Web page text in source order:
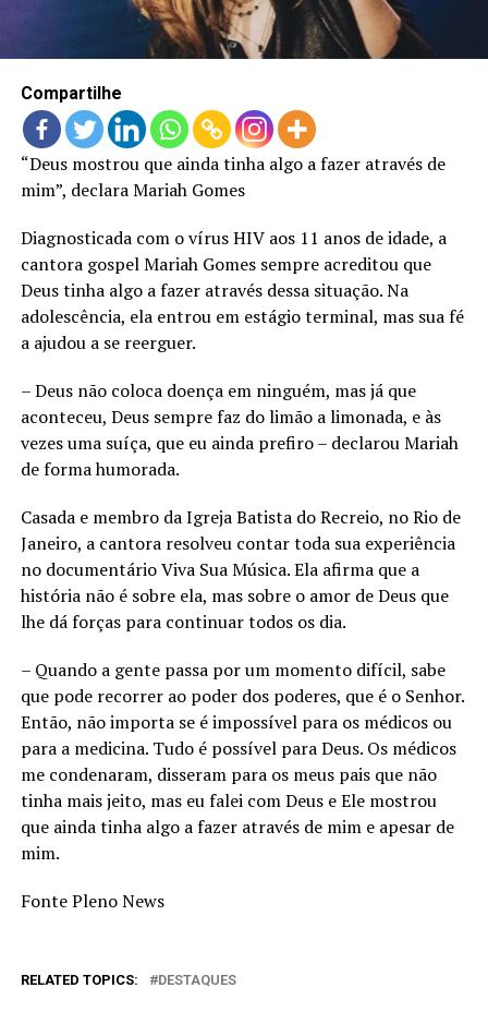
Compartilhe
“Deus mostrou que ainda tinha algo a fazer através de
mim”, declara Mariah Gomes
Diagnosticada com o vírus HIV aos 11 anos de idade, a
cantora gospel Mariah Gomes sempre acreditou que
Deus tinha algo a fazer através dessa situação. Na
adolescência, ela entrou em estágio terminal, mas sua fé
a ajudou a se reerguer.
– Deus não coloca doença em ninguém, mas já que
aconteceu, Deus sempre faz do limão a limonada, e às
vezes uma suíça, que eu ainda prefiro – declarou Mariah
de forma humorada.
Casada e membro da Igreja Batista do Recreio, no Rio de
Janeiro, a cantora resolveu contar toda sua experiência
no documentário Viva Sua Música. Ela afirma que a
história não é sobre ela, mas sobre o amor de Deus que
lhe dá forças para continuar todos os dia.
– Quando a gente passa por um momento difícil, sabe
que pode recorrer ao poder dos poderes, que é o Senhor.
Então, não importa se é impossível para os médicos ou
para a medicina. Tudo é possível para Deus. Os médicos
me condenaram, disseram para os meus pais que não
tinha mais jeito, mas eu falei com Deus e Ele mostrou
que ainda tinha algo a fazer através de mim e apesar de
mim.
Fonte Pleno News
RELATED TOPICS: DESTAQUES